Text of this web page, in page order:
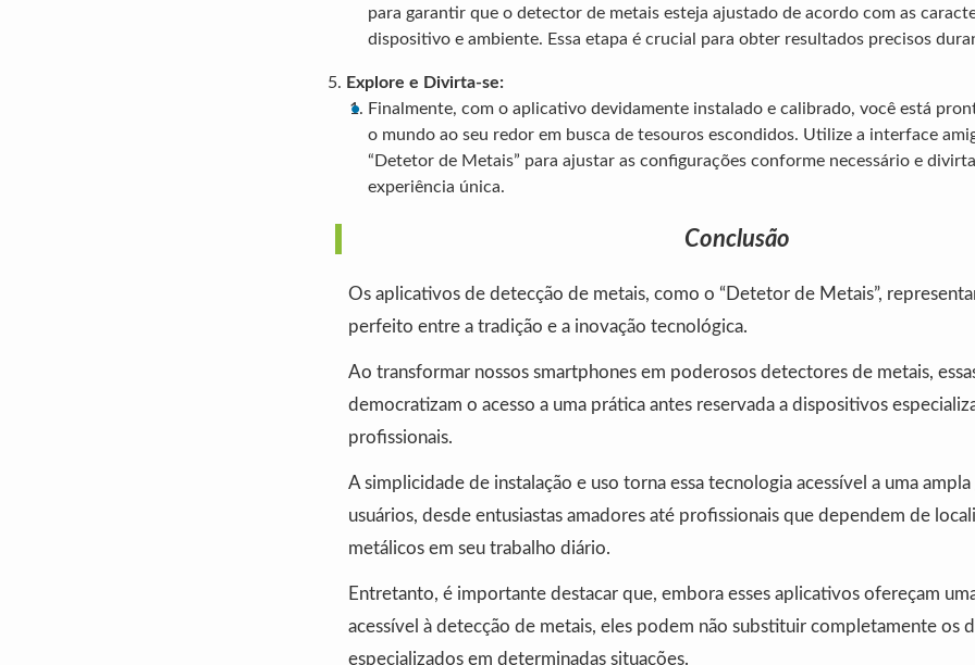
para garantir que o detector de metais esteja ajustado de acordo com as
dispositivo e ambiente. Essa etapa é crucial para obter resultados precisos
Explore e Divirta-se:
Finalmente, com o aplicativo devidamente instalado e calibrado, você está
o mundo ao seu redor em busca de tesouros escondidos. Utilize a interface
“Detetor de Metais” para ajustar as configurações conforme necessário e
experiência única.
Conclusão
Os aplicativos de detecção de metais, como o “Detetor de Metais”,
perfeito entre a tradição e a inovação tecnológica.
Ao transformar nossos smartphones em poderosos detectores de metais,
democratizam o acesso a uma prática antes reservada a dispositivos
profissionais.
A simplicidade de instalação e uso torna essa tecnologia acessível a uma ampla
usuários, desde entusiastas amadores até profissionais que dependem de
metálicos em seu trabalho diário.
Entretanto, é importante destacar que, embora esses aplicativos ofereçam
acessível à detecção de metais, eles podem não substituir completamente os
especializados em determinadas situações.